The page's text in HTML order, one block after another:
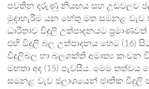
පවතින දරුණු නියඟය සහ උඩවලව
මුදාහැරීම යන හේතු මත සමනළ වැව
ධාරීතාව විදුලි උත්පාදනයට
එහි විදුලි බල උත්පාදනය හෙට (16)
විදුලිබල හා බලශක්ති අමාත්‍ය කංචන
මහතා අද (15) පැවසීය. මෙම තත්වය
සමනළ වැව ජලාශයෙන් ජාතික විදුලි